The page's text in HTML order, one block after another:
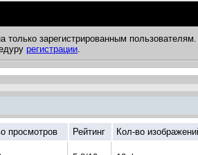
зарегистрированным пользователям.
регистрации.
просмотров Рейтинг Кол-во